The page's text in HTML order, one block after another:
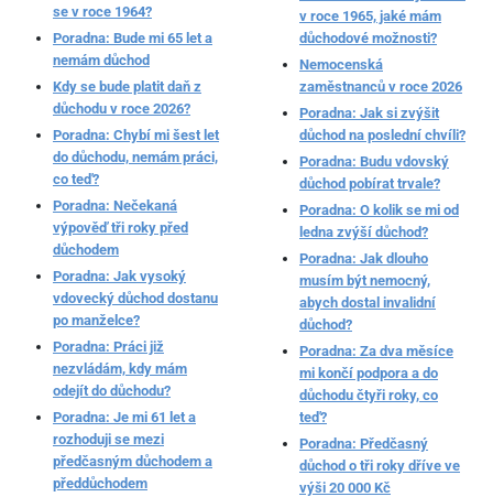
se v roce 1964?
Poradna: Bude mi 65 let a
nemám důchod
Kdy se bude platit daň z
důchodu v roce 2026?
Poradna: Chybí mi šest let
do důchodu, nemám práci,
co teď?
Poradna: Nečekaná
výpověď tři roky před
důchodem
Poradna: Jak vysoký
vdovecký důchod dostanu
po manželce?
Poradna: Práci již
nezvládám, kdy mám
odejít do důchodu?
Poradna: Je mi 61 let a
rozhoduji se mezi
předčasným důchodem a
předdůchodem
v roce 1965, jaké mám
důchodové možnosti?
Nemocenská
zaměstnanců v roce 2026
Poradna: Jak si zvýšit
důchod na poslední chvíli?
Poradna: Budu vdovský
důchod pobírat trvale?
Poradna: O kolik se mi od
ledna zvýší důchod?
Poradna: Jak dlouho
musím být nemocný,
abych dostal invalidní
důchod?
Poradna: Za dva měsíce
mi končí podpora a do
důchodu čtyři roky, co
teď?
Poradna: Předčasný
důchod o tři roky dříve ve
výši 20 000 Kč